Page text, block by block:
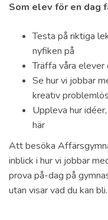
Som elev för en dag
Testa på riktiga
nyfiken på
Träffa våra elever
Se hur vi jobbar
kreativ
Uppleva hur
här
Att besöka
inblick i hur vi jobbar
prova på-dag på
utan visar vad du kan bli.